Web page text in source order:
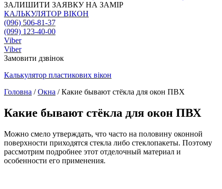
ЗАЛИШИТИ ЗАЯВКУ НА ЗАМІР
КАЛЬКУЛЯТОР ВІКОН
(096) 506-81-37
(099) 123-40-00
Viber
Viber
Замовити дзвінок
Калькулятор пластикових вікон
Головна /Окна /Какие бывают стёкла для окон ПВХ
Какие бывают стёкла для окон ПВХ
Можно смело утверждать, что часто на половину оконной
поверхности приходятся стекла либо стеклопакеты. Поэтому
рассмотрим подробнее этот отделочный материал и
особенности его применения.